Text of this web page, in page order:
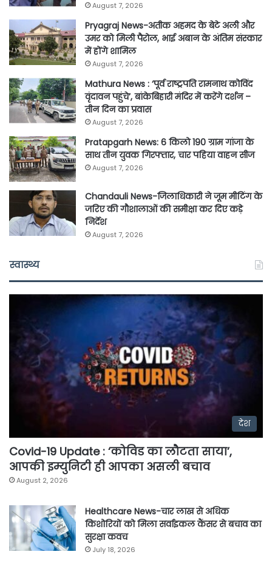
August 7, 2026
Pryagraj News-अतीक अहमद के बेटे अली और
उमर को मिली पैरोल, भाई अबान के अंतिम संस्कार
में होंगे शामिल
August 7, 2026
Mathura News : ‘पूर्व राष्ट्रपति रामनाथ कोविंद
वृंदावन पहुंचे’, बांकेबिहारी मंदिर में करेंगे दर्शन –
तीन दिन का प्रवास
August 7, 2026
Pratapgarh News: 6 किलो 190 ग्राम गांजा के
साथ तीन युवक गिरफ्तार, चार पहिया वाहन सीज
August 7, 2026
Chandauli News-जिलाधिकारी ने जूम मीटिंग के
जरिए की गौशालाओं की समीक्षा कर दिए कड़े
निर्देश
August 7, 2026
स्वास्थ्य
देश
Covid-19 Update : ‘कोविड का लौटता साया’,
आपकी इम्युनिटी ही आपका असली बचाव
August 2, 2026
Healthcare News-चार लाख से अधिक
किशोरियों को मिला सर्वाइकल कैंसर से बचाव का
सुरक्षा कवच
July 18, 2026